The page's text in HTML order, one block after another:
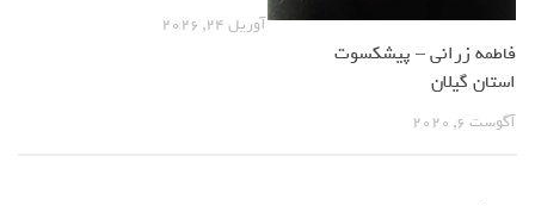
فاطمه زرانی – پیشکسوت
استان گیلان
آگوست 6, 2020
آوریل 24, 2026